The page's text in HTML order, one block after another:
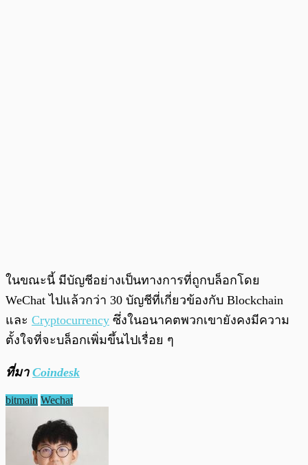
ในขณะนี้ มีบัญชีอย่างเป็นทางการที่ถูกบล็อกโดย
WeChat ไปแล้วกว่า 30 บัญชีที่เกี่ยวข้องกับ Blockchain
และ Cryptocurrency ซึ่งในอนาคตพวกเขายังคงมีความ
ตั้งใจที่จะบล็อกเพิ่มขึ้นไปเรื่อย ๆ
ที่มา Coindesk
bitmain Wechat